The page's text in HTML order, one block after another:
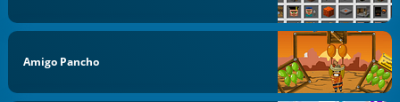
Amigo Pancho